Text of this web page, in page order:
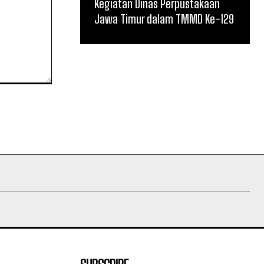
Kegiatan Dinas Perpustakaan
Jawa Timur dalam TMMD Ke-129